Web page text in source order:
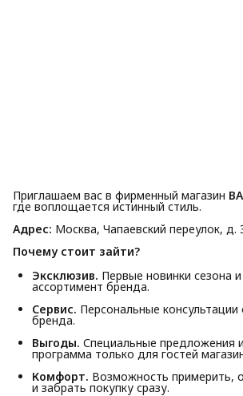
Приглашаем вас в фирменный магазин
где воплощается истинный стиль.
Адрес: Москва, Чапаевский переулок, д.
Почему стоит зайти?
Эксклюзив. Первые новинки сезона
ассортимент бренда.
Сервис. Персональные консультации
бренда.
Выгоды. Специальные предложения
программа только для гостей
Комфорт. Возможность примерить,
и забрать покупку сразу.